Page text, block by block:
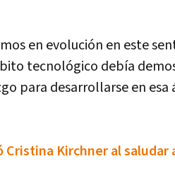
en evolución en este
tecnológico debía
para desarrollarse en esa
Kirchner al saludar